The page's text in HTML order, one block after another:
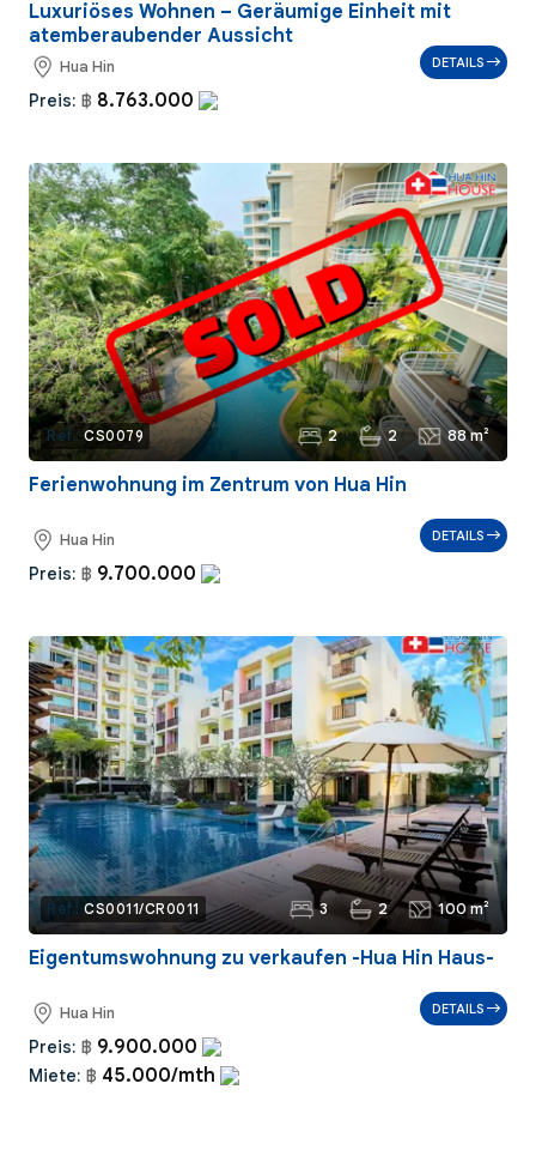
Luxuriöses Wohnen – Geräumige Einheit mit
atemberaubender Aussicht
Hua Hin
Preis: ฿ 8.763.000
DETAILS
Ref.: CS0079 2 2 88 m²
Ferienwohnung im Zentrum von Hua Hin
Hua Hin
Preis: ฿ 9.700.000
DETAILS
Ref.: CS0011/CR0011 3 2 100 m²
Eigentumswohnung zu verkaufen -Hua Hin Haus-
Hua Hin
Preis: ฿ 9.900.000
Miete: ฿ 45.000/mth
DETAILS